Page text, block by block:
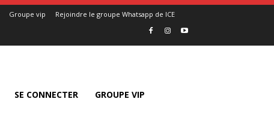
Groupe vip Rejoindre le groupe Whatsapp de ICE
SE CONNECTER GROUPE VIP